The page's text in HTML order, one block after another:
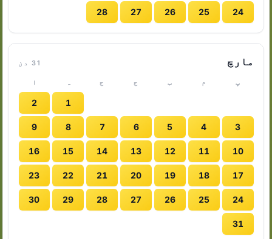
24
25
26
27
28
مارچ 31 دن
پ م ب ج ج ہ ا
1
2
3
4
5
6
7
8
9
10
11
12
13
14
15
16
17
18
19
20
21
22
23
24
25
26
27
28
29
30
31